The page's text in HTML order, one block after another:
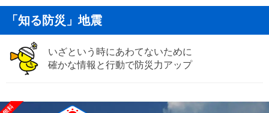
「知る防災」地震
いざという時にあわてないために
確かな情報と行動で防災力アップ